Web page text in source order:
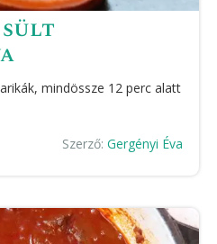
sült
mindössze 12 perc alatt
Szerző: Gergényi Éva